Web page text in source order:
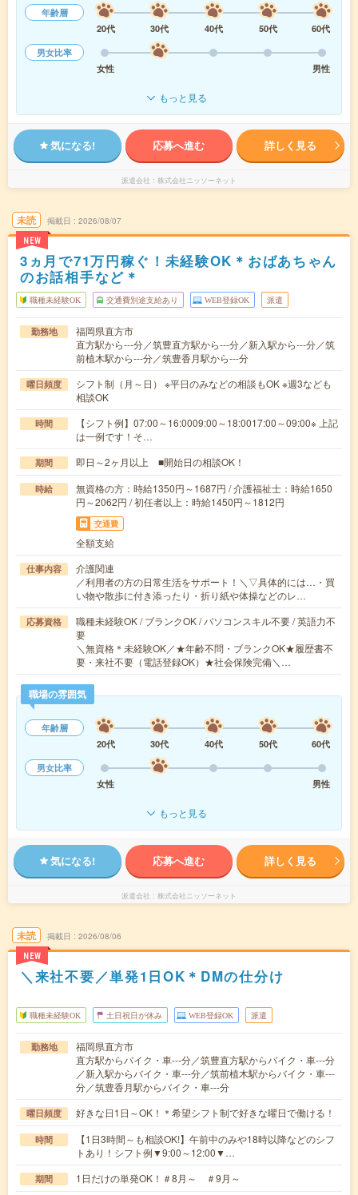
年齢層
20代
30代 40代 50代
60代
男女比率
女性
男性
もっと見る
気になる! 応募へ進む 詳しく見る
派遣会社 株式会社ニッソーネット
未読
NEW
掲載日 2026/08/07
3ヵ月で71万円稼ぐ！未経験OK＊おばあちゃん
のお話相手など＊
職種未経験OK 交通費別途支給あり WEB登録OK 派遣
勤務地
福岡県直方市
直方駅から---分／筑豊直方駅から---分／新入駅から---分／筑
前植木駅から---分／筑豊香月駅から---分
曜日頻度
シフト制（月～日） ※平日のみなどの相談もOK ※週3なども
相談OK
時間
【シフト例】07:00～16:0009:00～18:0017:00～09:00※ 上記
は一例です！そ…
期間 即日～2ヶ月以上 ■開始日の相談OK！
時給
無資格の方：時給1350円～1687円 / 介護福祉士：時給1650
円～2062円 / 初任者以上：時給1450円～1812円
交通費
全額支給
仕事内容
介護関連
／利用者の方の日常生活をサポート！＼▽具体的には…・買
い物や散歩に付き添ったり・折り紙や体操などのレ…
応募資格
職種未経験OK / ブランクOK / パソコンスキル不要 / 英語力不
要
＼無資格＊未経験OK／★年齢不問・ブランクOK★履歴書不
要・来社不要（電話登録OK）★社会保険完備＼…
職場の雰囲気
年齢層
20代
30代 40代 50代
60代
男女比率
女性
男性
もっと見る
気になる! 応募へ進む 詳しく見る
派遣会社 株式会社ニッソーネット
未読
NEW
掲載日 2026/08/06
＼来社不要／単発1日OK＊DMの仕分け
職種未経験OK 土日祝日が休み WEB登録OK 派遣
勤務地
福岡県直方市
直方駅からバイク・車---分／筑豊直方駅からバイク・車---分
／新入駅からバイク・車---分／筑前植木駅からバイク・車---
分／筑豊香月駅からバイク・車---分
曜日頻度 好きな日1日～OK！＊希望シフト制で好きな曜日で働ける！
時間
【1日3時間～も相談OK!】午前中のみや18時以降などのシフ
トあり！シフト例▼9:00～12:00▼…
期間 1日だけの単発OK！＃8月～ ＃9月～